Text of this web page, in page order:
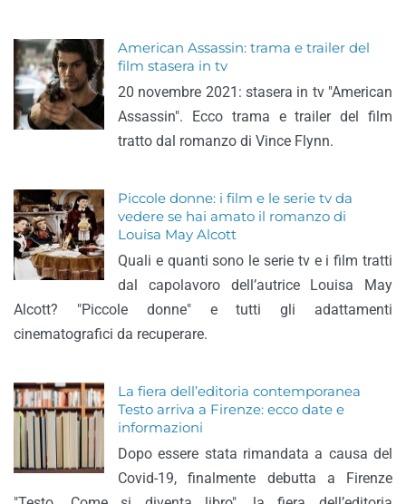
American Assassin: trama e trailer del
film stasera in tv
20 novembre 2021: stasera in tv "American
Assassin". Ecco trama e trailer del film
tratto dal romanzo di Vince Flynn.
Piccole donne: i film e le serie tv da
vedere se hai amato il romanzo di
Louisa May Alcott
Quali e quanti sono le serie tv e i film tratti
dal capolavoro dell’autrice Louisa May
Alcott? "Piccole donne" e tutti gli adattamenti
cinematografici da recuperare.
La fiera dell’editoria contemporanea
Testo arriva a Firenze: ecco date e
informazioni
Dopo essere stata rimandata a causa del
Covid-19, finalmente debutta a Firenze